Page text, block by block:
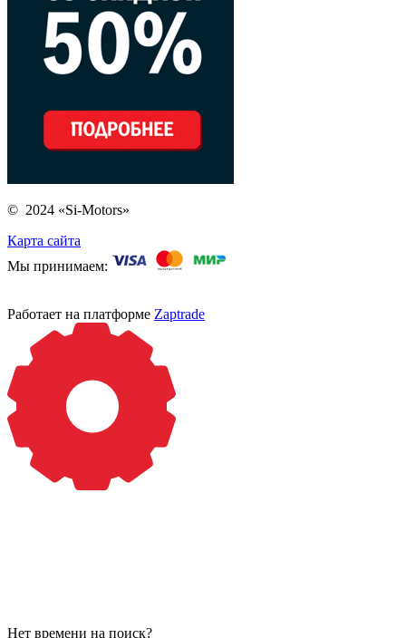
© 2024 «Si-Motors»
Карта сайта
Мы принимаем:
Работает на платформе Zaptrade
Нет времени на поиск?